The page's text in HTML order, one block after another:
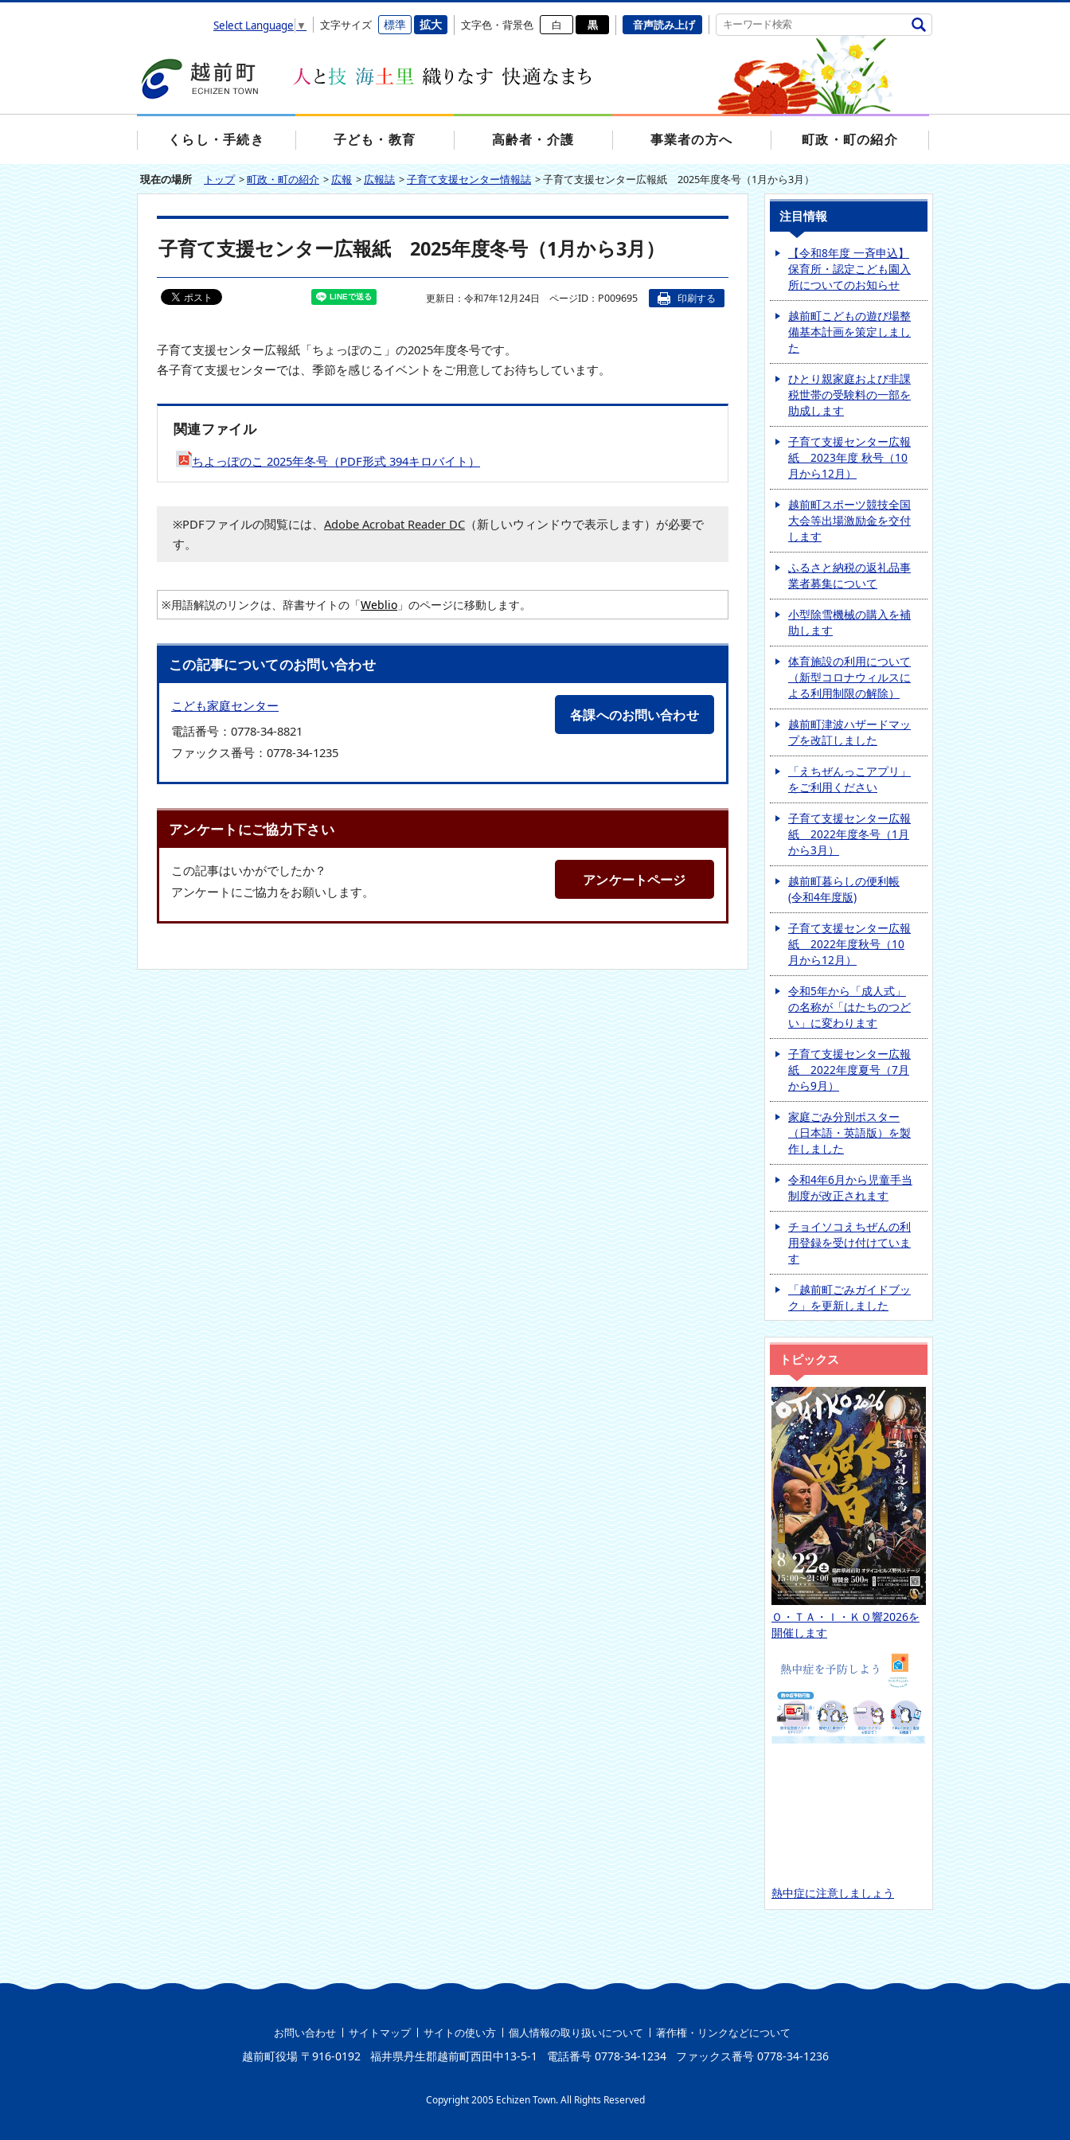
ー
キ
ー
で
、
ナ
ビ
ゲ
ー
Select Language ▼ 文字サイズ 標準 拡大 文字色・背景色 白 黒 音声読み上げ
くらし・手続き 子ども・教育 高齢者・介護 事業者の方へ 町政・町の紹介
現在の場所 トップ>町政・町の紹介>広報>広報誌>子育て支援センター情報誌>子育て支援センター広報紙 2025年度冬号（1月から3月）
子育て支援センター広報紙 2025年度冬号（1月から3月）
更新日：令和7年12月24日 ページID：P009695 印刷する
子育て支援センター広報紙「ちょっぽのこ」の2025年度冬号です。
各子育て支援センターでは、季節を感じるイベントをご用意してお待ちしています。
関連ファイル
ちよっぽのこ 2025年冬号（PDF形式 394キロバイト）
※PDFファイルの閲覧には、 Adobe Acrobat Reader DC （新しいウィンドウで表示します）が必要で
す。
※用語解説のリンクは、辞書サイトの「Weblio 」のページに移動します。
この記事についてのお問い合わせ
こども家庭センター
電話番号： 0778-34-8821
ファックス番号： 0778-34-1235
各課へのお問い合わせ
アンケートにご協力下さい
この記事はいかがでしたか？
アンケートにご協力をお願いします。
アンケートページ
注目情報
【令和8年度 一斉申込】
保育所・認定こども園入
所についてのお知らせ
越前町こどもの遊び場整
備基本計画を策定しまし
た
ひとり親家庭および非課
税世帯の受験料の一部を
助成します
子育て支援センター広報
紙 2023年度 秋号（10
月から12月）
越前町スポーツ競技全国
大会等出場激励金を交付
します
ふるさと納税の返礼品事
業者募集について
小型除雪機械の購入を補
助します
体育施設の利用について
（新型コロナウィルスに
よる利用制限の解除）
越前町津波ハザードマッ
プを改訂しました
「えちぜんっこアプリ」
をご利用ください
子育て支援センター広報
紙 2022年度冬号（1月
から3月）
越前町暮らしの便利帳
(令和4年度版)
子育て支援センター広報
紙 2022年度秋号（10
月から12月）
令和5年から「成人式」
の名称が「はたちのつど
い」に変わります
子育て支援センター広報
紙 2022年度夏号（7月
から9月）
家庭ごみ分別ポスター
（日本語・英語版）を製
作しました
令和4年6月から児童手当
制度が改正されます
チョイソコえちぜんの利
用登録を受け付けていま
す
「越前町ごみガイドブッ
ク」を更新しました
トピックス
Ｏ・ＴＡ・Ｉ・ＫＯ響2026を
開催します
熱中症に注意しましょう
お問い合わせ サイトマップ サイトの使い方 個人情報の取り扱いについて 著作権・リンクなどについて
越前町役場 〒916-0192 福井県丹生郡越前町西田中13-5-1 電話番号 0778-34-1234 ファックス番号 0778-34-1236
Copyright 2005 Echizen Town. All Rights Reserved